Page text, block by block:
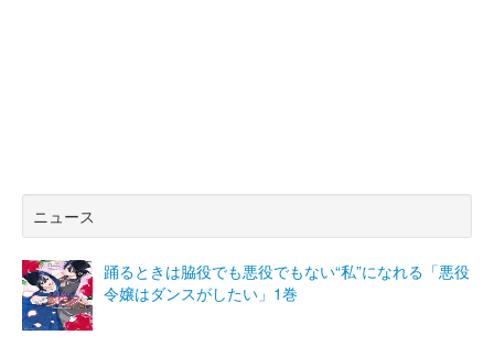
ニュース
踊るときは脇役でも悪役でもない“私”になれる「悪役
令嬢はダンスがしたい」1巻